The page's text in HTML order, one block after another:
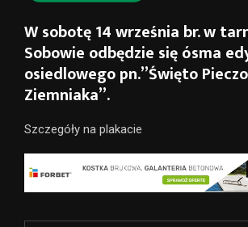
W sobotę 14 września br. w
Sobowie odbędzie się ósma
osiedlowego pn.”Święto
Ziemniaka”.
Szczegóły na plakacie